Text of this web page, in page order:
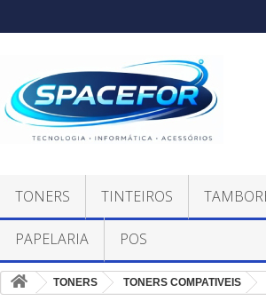
TONERS TINTEIROS
PAPELARIA POS
TONERS TONERS COMPATIVEIS